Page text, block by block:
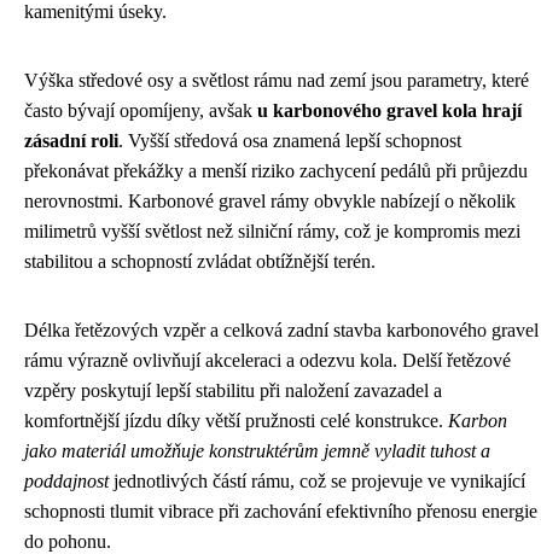
kamenitými úseky.
Výška středové osy a světlost rámu nad zemí jsou parametry, které
často bývají opomíjeny, avšak u karbonového gravel kola hrají
zásadní roli. Vyšší středová osa znamená lepší schopnost
překonávat překážky a menší riziko zachycení pedálů při průjezdu
nerovnostmi. Karbonové gravel rámy obvykle nabízejí o několik
milimetrů vyšší světlost než silniční rámy, což je kompromis mezi
stabilitou a schopností zvládat obtížnější terén.
Délka řetězových vzpěr a celková zadní stavba karbonového gravel
rámu výrazně ovlivňují akceleraci a odezvu kola. Delší řetězové
vzpěry poskytují lepší stabilitu při naložení zavazadel a
komfortnější jízdu díky větší pružnosti celé konstrukce. Karbon
jako materiál umožňuje konstruktérům jemně vyladit tuhost a
poddajnostjednotlivých částí rámu, což se projevuje ve vynikající
schopnosti tlumit vibrace při zachování efektivního přenosu energie
do pohonu.